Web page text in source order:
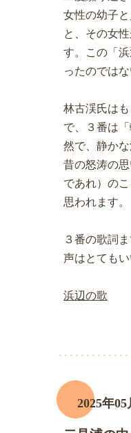
女性の幼子
と、その女
す。この「
ったのでは
林古渓氏は
で、３番は
然で、静か
昔の怒涛の
であれ）の
思われます。
３番の歌詞
声はとても
浜辺の歌
2025年